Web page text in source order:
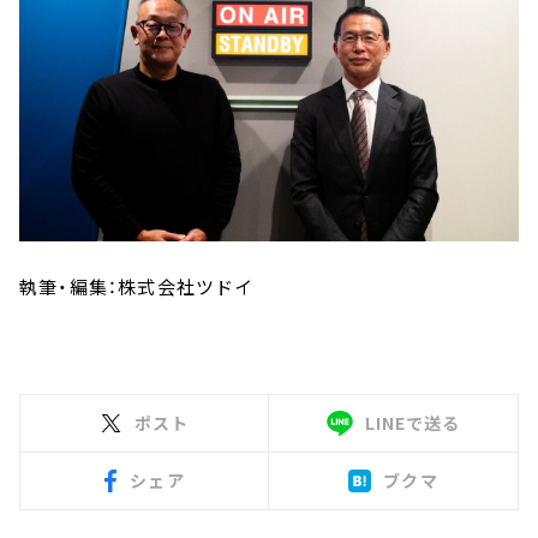
執筆・編集：株式会社ツドイ
ポスト LINEで送る
シェア ブクマ